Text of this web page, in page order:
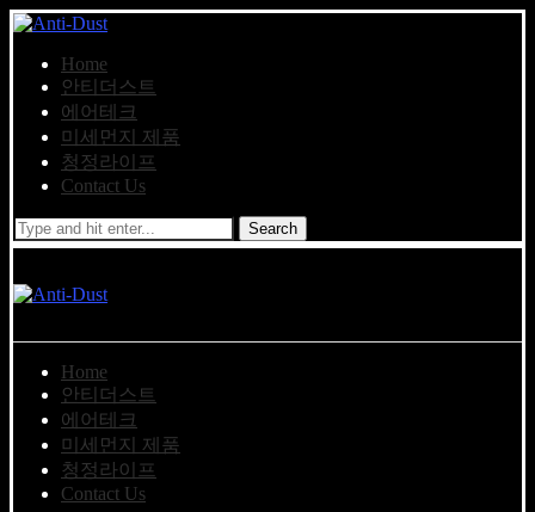
Home
안티더스트
에어테크
미세먼지 제품
청정라이프
Contact Us
Search
Home
안티더스트
에어테크
미세먼지 제품
청정라이프
Contact Us